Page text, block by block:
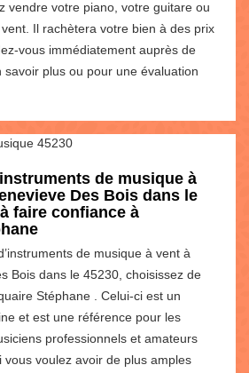
vendre votre piano, votre guitare ou
Il rachètera votre bien à des prix
vous immédiatement auprès de
plus ou pour une évaluation
de musique à
Des Bois dans le
faire confiance à
de musique à vent à
Bois dans le 45230, choisissez de
Stéphane . Celui-ci est un
et est une référence pour les
professionnels et amateurs
vous voulez avoir de plus amples